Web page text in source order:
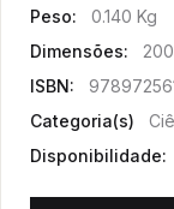
Peso:
0.140 Kg
Dimensões:
ISBN:
Categoria(s)
Disponibilidade: